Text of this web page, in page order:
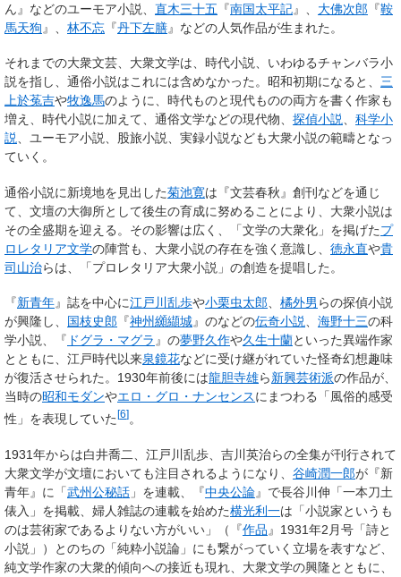
ん』などのユーモア小説、 直木三十五 『南国太平記』、 大佛次郎 『鞍
馬天狗 』、 林不忘 『丹下左膳』などの人気作品が生まれた。
それまでの大衆文芸、大衆文学は、時代小説、いわゆるチャンバラ小
説を指し、通俗小説はこれには含めなかった。昭和初期になると、 三
上於菟吉や牧逸馬のように、時代ものと現代ものの両方を書く作家も
増え、時代小説に加えて、通俗文学などの現代物、 探偵小説、 科学小
説、ユーモア小説、股旅小説、実録小説なども大衆小説の範疇となっ
ていく。
通俗小説に新境地を見出した菊池寛は『文芸春秋』創刊などを通じ
て、文壇の大御所として後生の育成に努めることにより、大衆小説は
その全盛期を迎える。その影響は広く、「文学の大衆化」を掲げたプ
ロレタリア文学の陣営も、大衆小説の存在を強く意識し、 徳永直や貴
司山治らは、「プロレタリア大衆小説」の創造を提唱した。
『新青年』誌を中心に江戸川乱歩や小栗虫太郎、 橘外男 らの探偵小説
が興隆し、 国枝史郎 『神州纐纈城』のなどの伝奇小説、 海野十三の科
学小説、『 ドグラ・マグラ 』の夢野久作や久生十蘭といった異端作家
とともに、江戸時代以来泉鏡花などに受け継がれていた怪奇幻想趣味
が復活させられた。1930年前後には龍胆寺雄ら新興芸術派の作品が、
当時の昭和モダンやエロ・グロ・ナンセンスにまつわる「風俗的感受
性」を表現していた [6] 。
1931年からは白井喬二、江戸川乱歩、吉川英治らの全集が刊行されて
大衆文学が文壇においても注目されるようになり、 谷崎潤一郎が『新
青年』に「武州公秘話 」を連載、『中央公論』で長谷川伸「一本刀土
俵入」を掲載、婦人雑誌の連載を始めた横光利一は「小説家というも
のは芸術家であるよりない方がいい」（『作品 』1931年2月号「詩と
小説」）とのちの「純粋小説論」にも繋がっていく立場を表すなど、
純文学作家の大衆的傾向への接近も現れ、大衆文学の興隆とともに、